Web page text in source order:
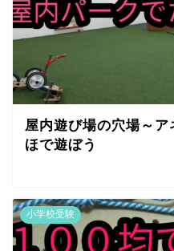
屋内遊び場の穴場～
ほで遊ぼう
小学校受験